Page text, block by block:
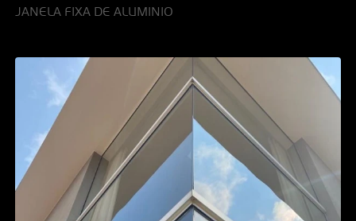
JANELA FIXA DE ALUMINIO